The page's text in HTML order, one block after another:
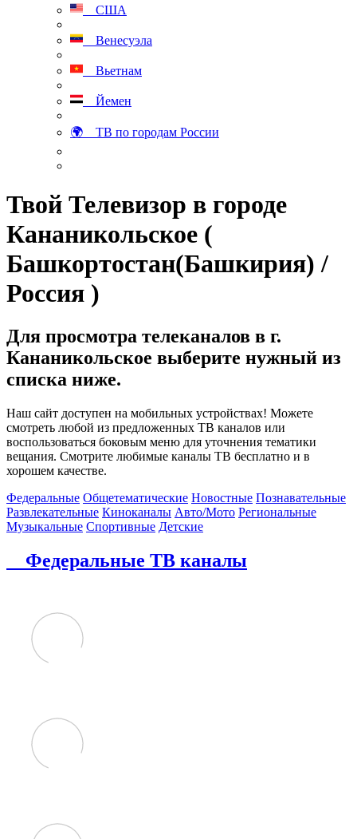
США
Венесуэла
Вьетнам
Йемен
🌍 ТВ по городам России
Твой Телевизор в городе
Кананикольское (
Башкортостан(Башкирия) /
Россия )
Для просмотра телеканалов в г.
Кананикольское выберите нужный из
списка ниже.
Наш сайт доступен на мобильных устройствах! Можете
смотреть любой из предложенных ТВ каналов или
воспользоваться боковым меню для уточнения тематики
вещания. Смотрите любимые каналы ТВ бесплатно и в
хорошем качестве.
Федеральные Общетематические Новостные Познавательные
Развлекательные Киноканалы Авто/Мото Региональные
Музыкальные Спортивные Детские
Федеральные ТВ каналы